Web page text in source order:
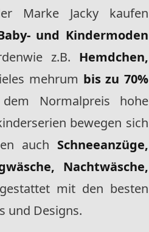
Marke Jacky kaufen
und Kindermoden
wie z.B. Hemdchen,
mehrum bis zu 70%
Normalpreis hohe
bewegen sich
auch Schneeanzüge,
Nachtwäsche,
mit den besten
und Designs.